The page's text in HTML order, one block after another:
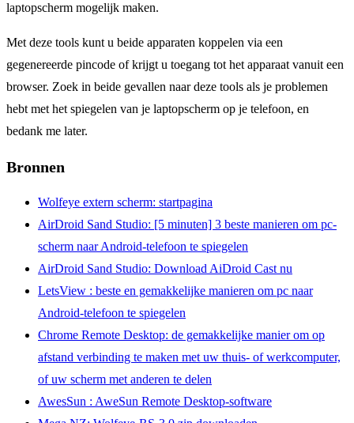
laptopscherm mogelijk maken.
Met deze tools kunt u beide apparaten koppelen via een
gegenereerde pincode of krijgt u toegang tot het apparaat vanuit een
browser. Zoek in beide gevallen naar deze tools als je problemen
hebt met het spiegelen van je laptopscherm op je telefoon, en
bedank me later.
Bronnen
Wolfeye extern scherm: startpagina
AirDroid Sand Studio: [5 minuten] 3 beste manieren om pc-
scherm naar Android-telefoon te spiegelen
AirDroid Sand Studio: Download AiDroid Cast nu
LetsView : beste en gemakkelijke manieren om pc naar
Android-telefoon te spiegelen
Chrome Remote Desktop: de gemakkelijke manier om op
afstand verbinding te maken met uw thuis- of werkcomputer,
of uw scherm met anderen te delen
AwesSun : AweSun Remote Desktop-software